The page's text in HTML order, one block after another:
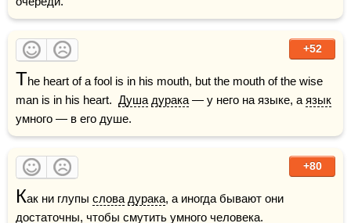
+52
The heart of a fool is in his mouth, but the mouth of the wise
man is in his heart. Душа дурака — у него на языке, а язык
умного — в его душе.
+80
Как ни глупы слова дурака, а иногда бывают они
достаточны, чтобы смутить умного человека.